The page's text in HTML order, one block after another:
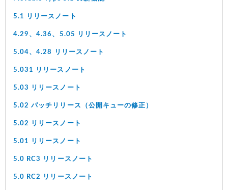
5.1 リリースノート
4.29、4.36、5.05 リリースノート
5.04、4.28 リリースノート
5.031 リリースノート
5.03 リリースノート
5.02 パッチリリース（公開キューの修正）
5.02 リリースノート
5.01 リリースノート
5.0 RC3 リリースノート
5.0 RC2 リリースノート